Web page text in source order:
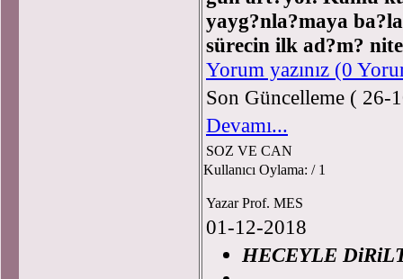
yayg?nla?maya
sürecin ilk ad?m?
Yorum yazınız (0
Son Güncelleme ( 26-
Devamı...
SOZ VE CAN
Kullanıcı Oylama: / 1
Yazar Prof. MES
01-12-2018
HECEYLE